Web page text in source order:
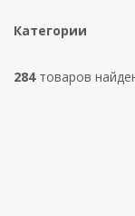
Категории
284товаров